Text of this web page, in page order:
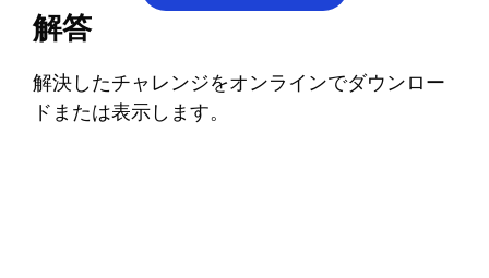
解答
解決したチャレンジをオンラインでダウンロー
ドまたは表示します。